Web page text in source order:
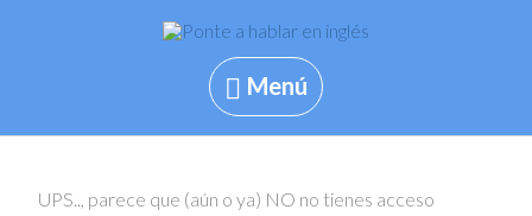
Menú
Menú
UPS.., parece que (aún o ya) NO no tienes acceso